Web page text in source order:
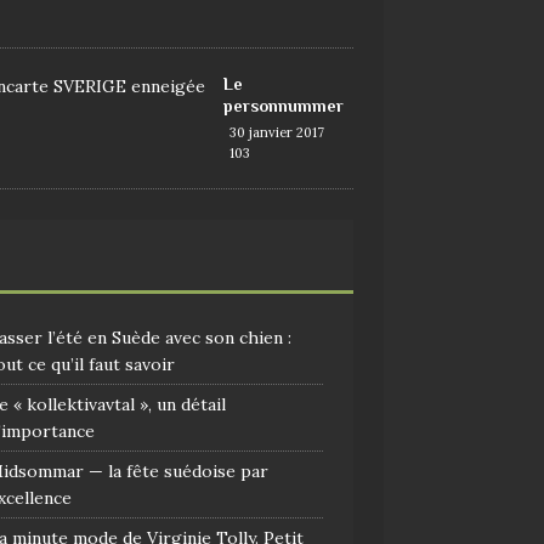
Le
personnummer
30 janvier 2017
103
l’été en Suède avec son chien :
ce qu’il faut savoir
« kollektivavtal », un détail
— la fête suédoise par
minute mode de Virginie Tolly. Petit